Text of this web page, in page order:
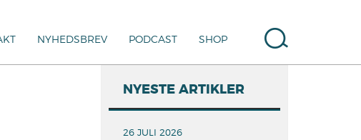
NYHEDSBREV PODCAST SHOP
NYESTE ARTIKLER
26 JULI 2026